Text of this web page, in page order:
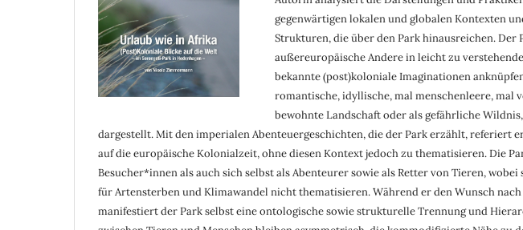
gegenwärtigen lokalen und globalen Kontexten
Strukturen, die über den Park hinausreichen. Der
außereuropäische Andere in leicht zu
bekannte (post)koloniale Imaginationen
romantische, idyllische, mal menschenleere, mal
bewohnte Landschaft oder als gefährliche
dargestellt. Mit den imperialen Abenteuergeschichten, die der Park erzählt, referiert
auf die europäische Kolonialzeit, ohne diesen Kontext jedoch zu thematisieren. Die
Besucher*innen als auch sich selbst als Abenteurer sowie als Retter von Tieren,
für Artensterben und Klimawandel nicht thematisieren. Während er den Wunsch
manifestiert der Park selbst eine ontologische sowie strukturelle Trennung und